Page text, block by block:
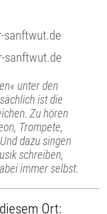
sanftwut.de
sanftwut.de
unter den
ist die
Zu hören
Trompete,
dazu singen
schreiben,
immer selbst.
Ort: